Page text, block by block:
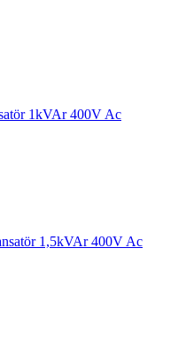
1kVAr 400V Ac
1,5kVAr 400V Ac